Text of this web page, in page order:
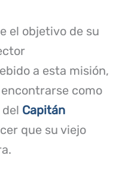
el objetivo de su
a esta misión,
como
Capitán
que su viejo